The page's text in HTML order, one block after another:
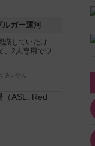
ルガー運河
識していたけ
、2人専用でワ
みいやん